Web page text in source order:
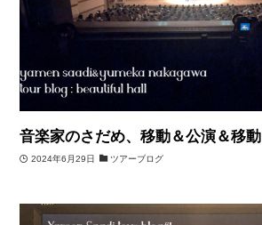
音楽家のさだめ、移動＆公演＆移動
2024年6月29日 ツアーブログ